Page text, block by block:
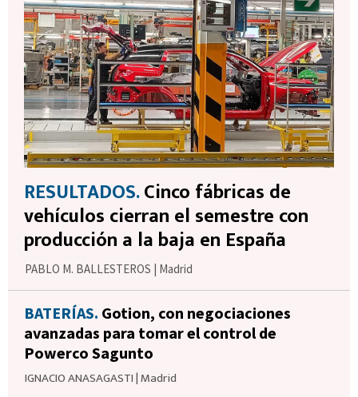
RESULTADOS.Cinco fábricas de
vehículos cierran el semestre con
producción a la baja en España
PABLO M. BALLESTEROS Madrid
BATERÍAS. Gotion, con negociaciones
avanzadas para tomar el control de
Powerco Sagunto
IGNACIO ANASAGASTI|Madrid